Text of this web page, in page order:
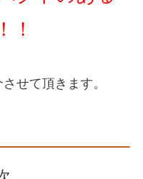
！
せて頂きます。